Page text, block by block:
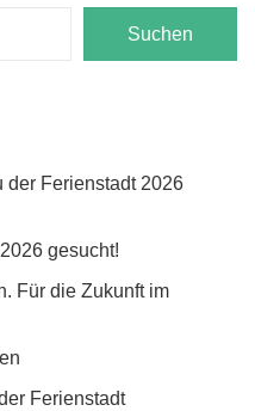
Suchen
der Ferienstadt 2026
gesucht!
Für die Zukunft im
Ferienstadt